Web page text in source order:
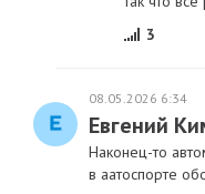
3
08.05.2026 6:34
Евгений
Наконец-то
в аатоспорте